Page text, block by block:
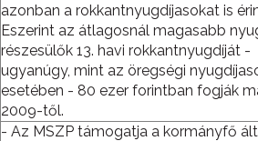
azonban a rokkantnyugdíjasokat is
Eszerint az átlagosnál magasabb
részesülők 13. havi rokkantnyugdíját -
ugyanúgy, mint az öregségi
esetében - 80 ezer forintban fogják
2009-től.
- Az MSZP támogatja a kormányfő